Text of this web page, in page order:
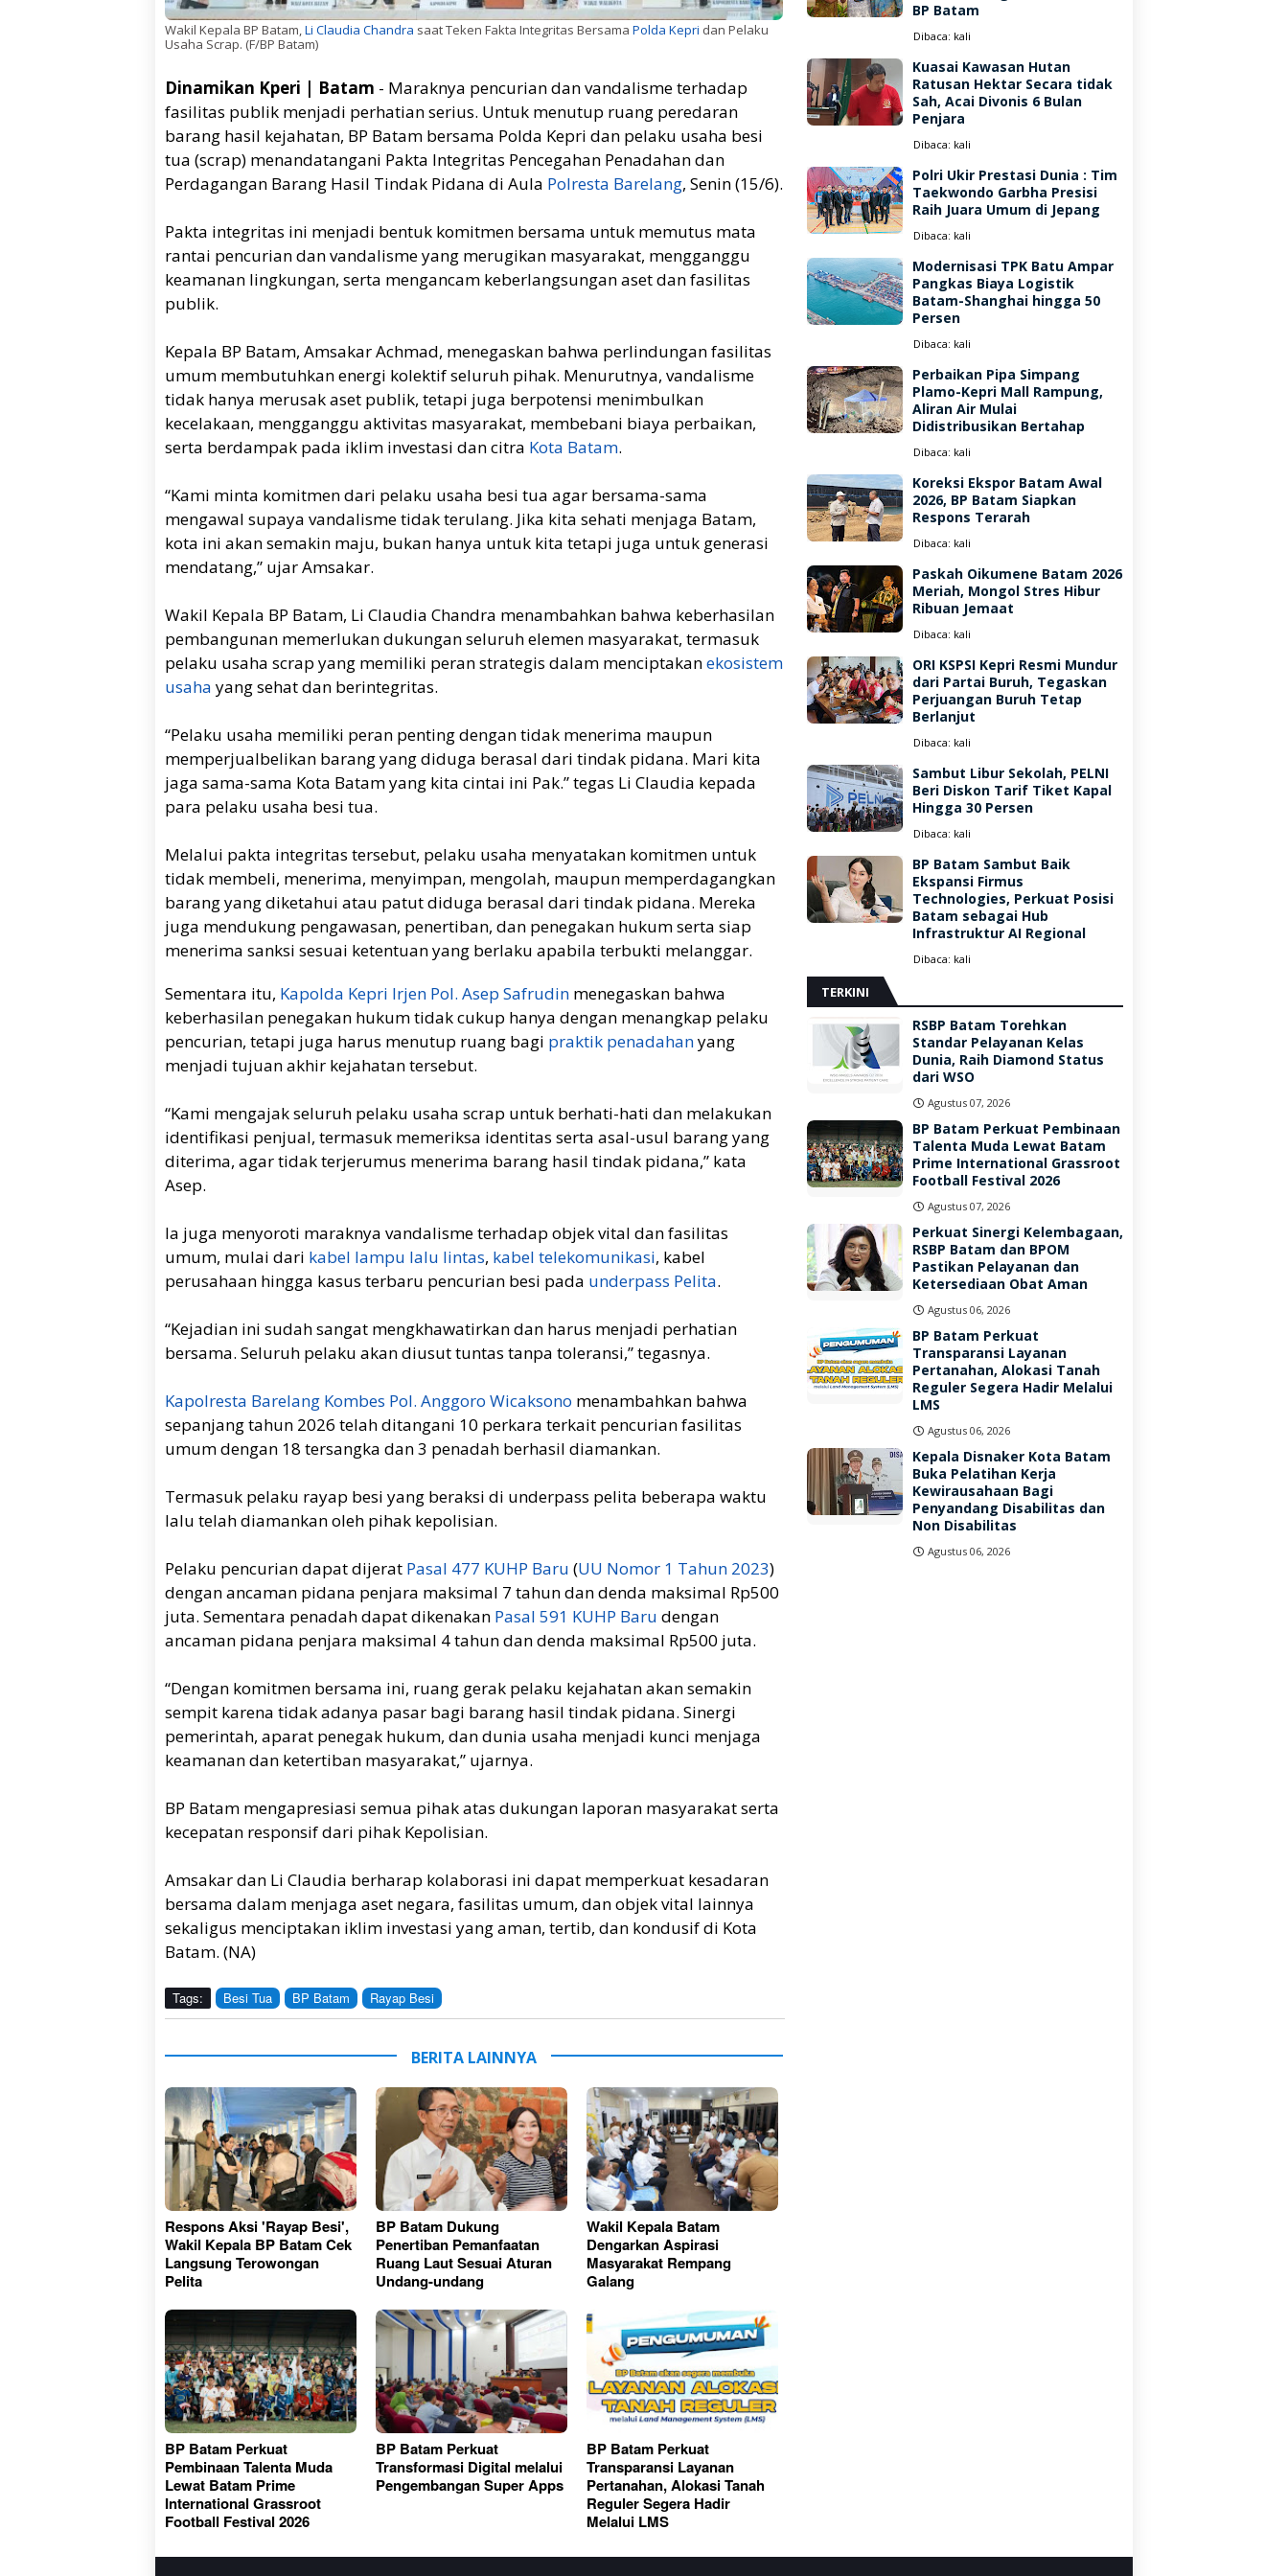
Wakil Kepala BP Batam,Li Claudia Chandra saat Teken Fakta Integritas Bersama Polda Kepri dan Pelaku
Usaha Scrap. (F/BP Batam)
Dinamikan Kperi | Batam - Maraknya pencurian dan vandalisme terhadap
fasilitas publik menjadi perhatian serius. Untuk menutup ruang peredaran
barang hasil kejahatan, BP Batam bersama Polda Kepri dan pelaku usaha besi
tua (scrap) menandatangani Pakta Integritas Pencegahan Penadahan dan
Perdagangan Barang Hasil Tindak Pidana di Aula Polresta Barelang, Senin (15/6).
Pakta integritas ini menjadi bentuk komitmen bersama untuk memutus mata
rantai pencurian dan vandalisme yang merugikan masyarakat, mengganggu
keamanan lingkungan, serta mengancam keberlangsungan aset dan fasilitas
publik.
Kepala BP Batam, Amsakar Achmad, menegaskan bahwa perlindungan fasilitas
umum membutuhkan energi kolektif seluruh pihak. Menurutnya, vandalisme
tidak hanya merusak aset publik, tetapi juga berpotensi menimbulkan
kecelakaan, mengganggu aktivitas masyarakat, membebani biaya perbaikan,
serta berdampak pada iklim investasi dan citra Kota Batam.
“Kami minta komitmen dari pelaku usaha besi tua agar bersama-sama
mengawal supaya vandalisme tidak terulang. Jika kita sehati menjaga Batam,
kota ini akan semakin maju, bukan hanya untuk kita tetapi juga untuk generasi
mendatang,” ujar Amsakar.
Wakil Kepala BP Batam, Li Claudia Chandra menambahkan bahwa keberhasilan
pembangunan memerlukan dukungan seluruh elemen masyarakat, termasuk
pelaku usaha scrap yang memiliki peran strategis dalam menciptakanekosistem
usaha yang sehat dan berintegritas.
“Pelaku usaha memiliki peran penting dengan tidak menerima maupun
memperjualbelikan barang yang diduga berasal dari tindak pidana. Mari kita
jaga sama-sama Kota Batam yang kita cintai ini Pak.” tegas Li Claudia kepada
para pelaku usaha besi tua.
Melalui pakta integritas tersebut, pelaku usaha menyatakan komitmen untuk
tidak membeli, menerima, menyimpan, mengolah, maupun memperdagangkan
barang yang diketahui atau patut diduga berasal dari tindak pidana. Mereka
juga mendukung pengawasan, penertiban, dan penegakan hukum serta siap
menerima sanksi sesuai ketentuan yang berlaku apabila terbukti melanggar.
Sementara itu, Kapolda Kepri Irjen Pol. Asep Safrudin menegaskan bahwa
keberhasilan penegakan hukum tidak cukup hanya dengan menangkap pelaku
pencurian, tetapi juga harus menutup ruang bagi praktik penadahanyang
menjadi tujuan akhir kejahatan tersebut.
“Kami mengajak seluruh pelaku usaha scrap untuk berhati-hati dan melakukan
identifikasi penjual, termasuk memeriksa identitas serta asal-usul barang yang
diterima, agar tidak terjerumus menerima barang hasil tindak pidana,” kata
Asep.
Ia juga menyoroti maraknya vandalisme terhadap objek vital dan fasilitas
umum, mulai dari kabel lampu lalu lintas, kabel telekomunikasi, kabel
perusahaan hingga kasus terbaru pencurian besi pada underpass Pelita.
“Kejadian ini sudah sangat mengkhawatirkan dan harus menjadi perhatian
bersama. Seluruh pelaku akan diusut tuntas tanpa toleransi,” tegasnya.
Kapolresta Barelang Kombes Pol. Anggoro Wicaksono menambahkan bahwa
sepanjang tahun 2026 telah ditangani 10 perkara terkait pencurian fasilitas
umum dengan 18 tersangka dan 3 penadah berhasil diamankan.
Termasuk pelaku rayap besi yang beraksi di underpass pelita beberapa waktu
lalu telah diamankan oleh pihak kepolisian.
Pelaku pencurian dapat dijerat Pasal 477 KUHP Baru (UU Nomor 1 Tahun 2023)
dengan ancaman pidana penjara maksimal 7 tahun dan denda maksimal Rp500
juta. Sementara penadah dapat dikenakan Pasal 591 KUHP Baru dengan
ancaman pidana penjara maksimal 4 tahun dan denda maksimal Rp500 juta.
“Dengan komitmen bersama ini, ruang gerak pelaku kejahatan akan semakin
sempit karena tidak adanya pasar bagi barang hasil tindak pidana. Sinergi
pemerintah, aparat penegak hukum, dan dunia usaha menjadi kunci menjaga
keamanan dan ketertiban masyarakat,” ujarnya.
BP Batam mengapresiasi semua pihak atas dukungan laporan masyarakat serta
kecepatan responsif dari pihak Kepolisian.
Amsakar dan Li Claudia berharap kolaborasi ini dapat memperkuat kesadaran
bersama dalam menjaga aset negara, fasilitas umum, dan objek vital lainnya
sekaligus menciptakan iklim investasi yang aman, tertib, dan kondusif di Kota
Batam. (NA)
Tags: Besi Tua BP Batam Rayap Besi
BERITA LAINNYA
Respons Aksi 'Rayap Besi',
Wakil Kepala BP Batam Cek
Langsung Terowongan
Pelita
BP Batam Dukung
Penertiban Pemanfaatan
Ruang Laut Sesuai Aturan
Undang-undang
Wakil Kepala Batam
Dengarkan Aspirasi
Masyarakat Rempang
Galang
BP Batam Perkuat
Pembinaan Talenta Muda
Lewat Batam Prime
International Grassroot
Football Festival 2026
BP Batam Perkuat
Transformasi Digital melalui
Pengembangan Super Apps
BP Batam Perkuat
Transparansi Layanan
Pertanahan, Alokasi Tanah
Reguler Segera Hadir
Melalui LMS
BP Batam
Dibaca: kali
Kuasai Kawasan Hutan
Ratusan Hektar Secara tidak
Sah, Acai Divonis 6 Bulan
Penjara
Dibaca: kali
Polri Ukir Prestasi Dunia : Tim
Taekwondo Garbha Presisi
Raih Juara Umum di Jepang
Dibaca: kali
Modernisasi TPK Batu Ampar
Pangkas Biaya Logistik
Batam-Shanghai hingga 50
Persen
Dibaca: kali
Perbaikan Pipa Simpang
Plamo-Kepri Mall Rampung,
Aliran Air Mulai
Didistribusikan Bertahap
Dibaca: kali
Koreksi Ekspor Batam Awal
2026, BP Batam Siapkan
Respons Terarah
Dibaca: kali
Paskah Oikumene Batam 2026
Meriah, Mongol Stres Hibur
Ribuan Jemaat
Dibaca: kali
ORI KSPSI Kepri Resmi Mundur
dari Partai Buruh, Tegaskan
Perjuangan Buruh Tetap
Berlanjut
Dibaca: kali
Sambut Libur Sekolah, PELNI
Beri Diskon Tarif Tiket Kapal
Hingga 30 Persen
Dibaca: kali
BP Batam Sambut Baik
Ekspansi Firmus
Technologies, Perkuat Posisi
Batam sebagai Hub
Infrastruktur AI Regional
Dibaca: kali
TERKINI
RSBP Batam Torehkan
Standar Pelayanan Kelas
Dunia, Raih Diamond Status
dari WSO
Agustus 07, 2026
BP Batam Perkuat Pembinaan
Talenta Muda Lewat Batam
Prime International Grassroot
Football Festival 2026
Agustus 07, 2026
Perkuat Sinergi Kelembagaan,
RSBP Batam dan BPOM
Pastikan Pelayanan dan
Ketersediaan Obat Aman
Agustus 06, 2026
BP Batam Perkuat
Transparansi Layanan
Pertanahan, Alokasi Tanah
Reguler Segera Hadir Melalui
LMS
Agustus 06, 2026
Kepala Disnaker Kota Batam
Buka Pelatihan Kerja
Kewirausahaan Bagi
Penyandang Disabilitas dan
Non Disabilitas
Agustus 06, 2026